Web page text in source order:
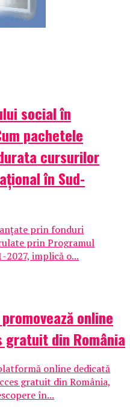
social în
pachetele
cursurilor
în Sud-
prin fonduri
prin Programul
2027, implică o...
online
gratuit din România
online dedicată
gratuit din România,
în...